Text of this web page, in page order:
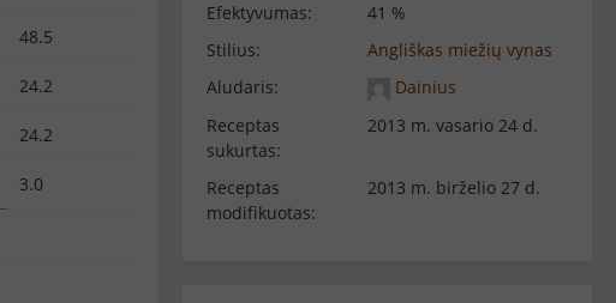
Efektyvumas:
41 %
Stilius:
Angliškas miežių vynas
Aludaris:
Dainius
Receptas
sukurtas:
2013 m. vasario 24 d.
Receptas
modifikuotas:
2013 m. birželio 27 d.
48.5
24.2
24.2
3.0